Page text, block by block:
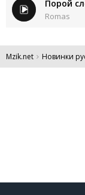
Romas
Mzik.net Новинки